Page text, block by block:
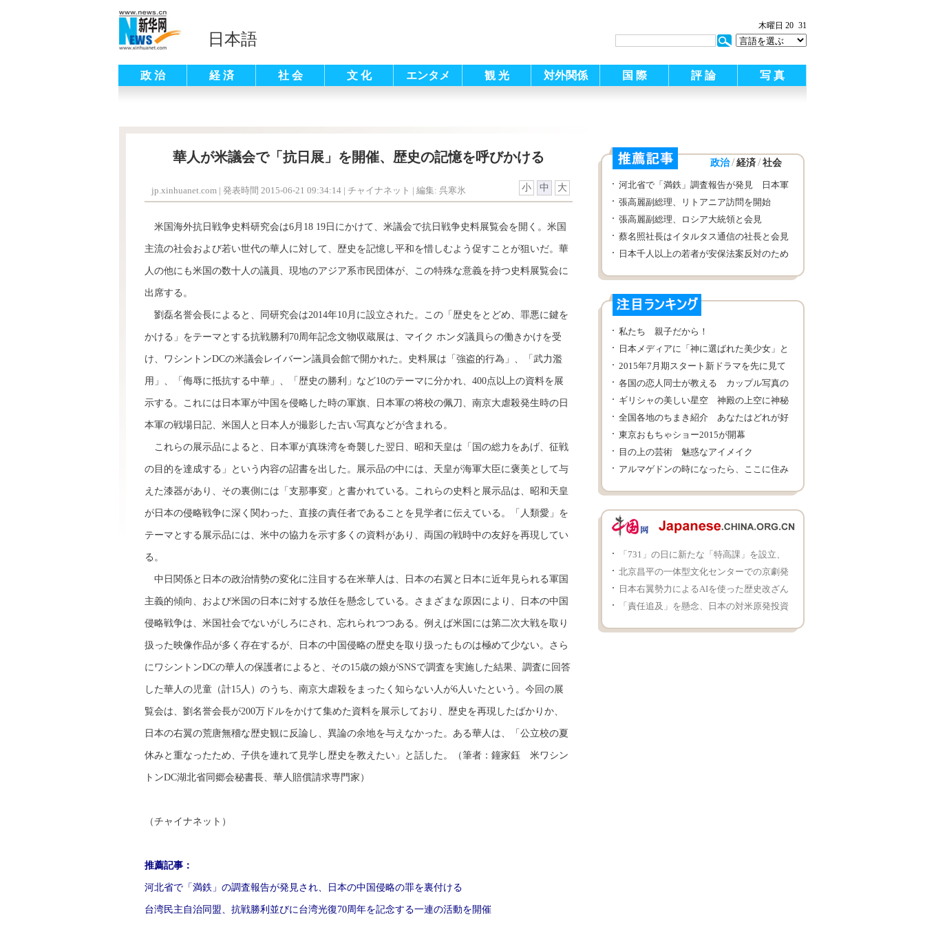
日本語
木曜日 20 31
政 治 経 済 社 会 文 化 エンタメ 観 光 対外関係 国 際 評 論 写 真
華人が米議会で「抗日展」を開催、歴史の記憶を呼びかける
jp.xinhuanet.com | 発表時間 2015-06-21 09:34:14 | チャイナネット | 編集: 呉寒氷 小 中 大
米国海外抗日戦争史料研究会は6月18 19日にかけて、米議会で抗日戦争史料展覧会を開く。米国
主流の社会および若い世代の華人に対して、歴史を記憶し平和を惜しむよう促すことが狙いだ。華
人の他にも米国の数十人の議員、現地のアジア系市民団体が、この特殊な意義を持つ史料展覧会に
出席する。
劉磊名誉会長によると、同研究会は2014年10月に設立された。この「歴史をとどめ、罪悪に鍵を
かける」をテーマとする抗戦勝利70周年記念文物収蔵展は、マイク ホンダ議員らの働きかけを受
け、ワシントンDCの米議会レイバーン議員会館で開かれた。史料展は「強盗的行為」、「武力濫
用」、「侮辱に抵抗する中華」、「歴史の勝利」など10のテーマに分かれ、400点以上の資料を展
示する。これには日本軍が中国を侵略した時の軍旗、日本軍の将校の佩刀、南京大虐殺発生時の日
本軍の戦場日記、米国人と日本人が撮影した古い写真などが含まれる。
これらの展示品によると、日本軍が真珠湾を奇襲した翌日、昭和天皇は「国の総力をあげ、征戦
の目的を達成する」という内容の詔書を出した。展示品の中には、天皇が海軍大臣に褒美として与
えた漆器があり、その裏側には「支那事変」と書かれている。これらの史料と展示品は、昭和天皇
が日本の侵略戦争に深く関わった、直接の責任者であることを見学者に伝えている。「人類愛」を
テーマとする展示品には、米中の協力を示す多くの資料があり、両国の戦時中の友好を再現してい
る。
中日関係と日本の政治情勢の変化に注目する在米華人は、日本の右翼と日本に近年見られる軍国
主義的傾向、および米国の日本に対する放任を懸念している。さまざまな原因により、日本の中国
侵略戦争は、米国社会でないがしろにされ、忘れられつつある。例えば米国には第二次大戦を取り
扱った映像作品が多く存在するが、日本の中国侵略の歴史を取り扱ったものは極めて少ない。さら
にワシントンDCの華人の保護者によると、その15歳の娘がSNSで調査を実施した結果、調査に回答
した華人の児童（計15人）のうち、南京大虐殺をまったく知らない人が6人いたという。今回の展
覧会は、劉名誉会長が200万ドルをかけて集めた資料を展示しており、歴史を再現したばかりか、
日本の右翼の荒唐無稽な歴史観に反論し、異論の余地を与えなかった。ある華人は、「公立校の夏
休みと重なったため、子供を連れて見学し歴史を教えたい」と話した。（筆者：鐘家鈺 米ワシン
トンDC湖北省同郷会秘書長、華人賠償請求専門家）
（チャイナネット）
推薦記事：
河北省で「満鉄」の調査報告が発見され、日本の中国侵略の罪を裏付ける
台湾民主自治同盟、抗戦勝利並びに台湾光復70周年を記念する一連の活動を開催
政治 / 経済 / 社会
河北省で「満鉄」調査報告が発見 日本軍
の中国侵略の罪を証明
張高麗副総理、リトアニア訪問を開始
張高麗副総理、ロシア大統領と会見
蔡名照社長はイタルタス通信の社長と会見
日本千人以上の若者が安保法案反対のため
私たち 親子だから！
日本メディアに「神に選ばれた美少女」と
呼ばれた女の子 その美しさ
2015年7月期スタート新ドラマを先に見て
みよう！
各国の恋人同士が教える カップル写真の
取り方
ギリシャの美しい星空 神殿の上空に神秘
的に輝く星
全国各地のちまき紹介 あなたはどれが好
き？
東京おもちゃショー2015が開幕
目の上の芸術 魅惑なアイメイク
アルマゲドンの時になったら、ここに住み